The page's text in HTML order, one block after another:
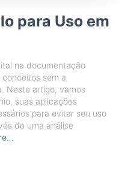
para Uso em
na documentação
sem a
Neste artigo, vamos
suas aplicações
para evitar seu uso
de uma análise